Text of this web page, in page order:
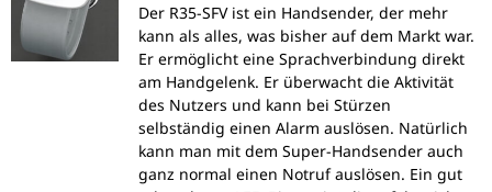
Der R35-SFV ist ein Handsender, der mehr
kann als alles, was bisher auf dem Markt war.
Er ermöglicht eine Sprachverbindung direkt
am Handgelenk. Er überwacht die Aktivität
des Nutzers und kann bei Stürzen
selbständig einen Alarm auslösen. Natürlich
kann man mit dem Super-Handsender auch
ganz normal einen Notruf auslösen. Ein gut